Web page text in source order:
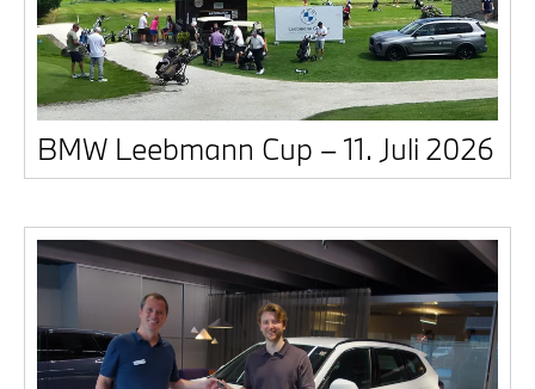
BMW Leeb­mann Cup – 11. Juli 2026